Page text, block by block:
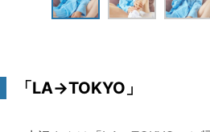
「LA→TOKYO」